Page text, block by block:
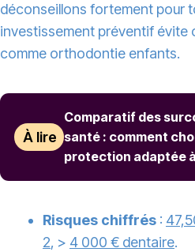
déconseillons fortement pour
investissement préventif évite
comme orthodontie enfants.
À lire
Comparatif des
santé : comment
protection adaptée
Risques chiffrés :
2, > 4 000 € dentaire.